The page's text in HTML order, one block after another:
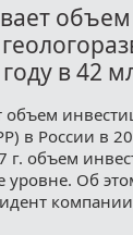
Медиакит
Контакты
объем
в 42
объем
в России в
г. объем
Об